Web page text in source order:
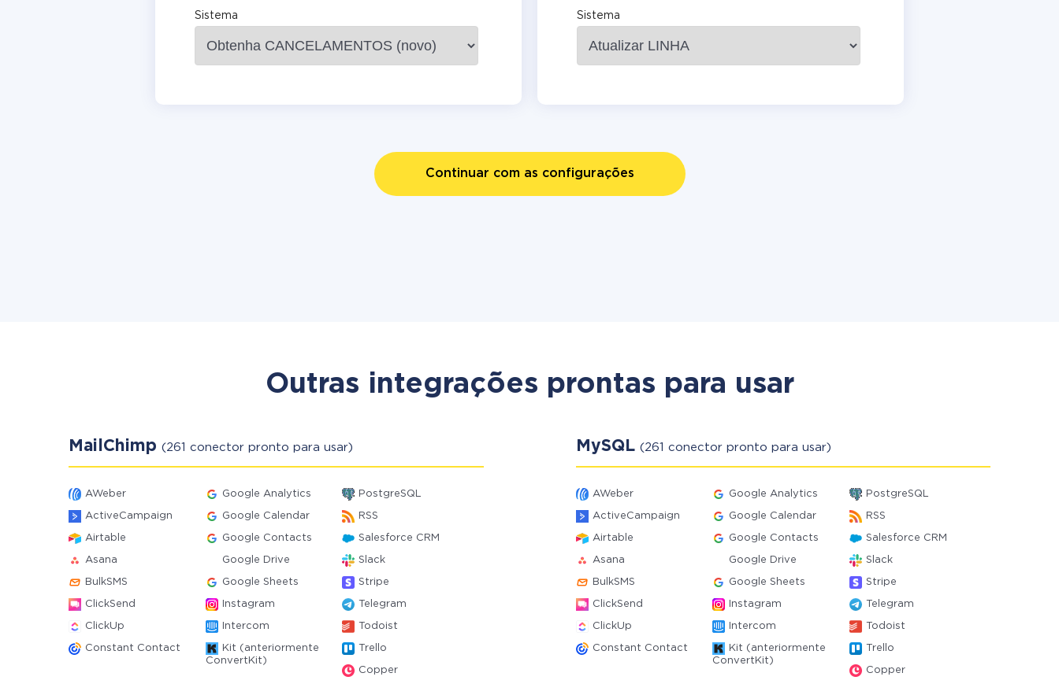
Sistema Sistema
Continuar com as configurações
Outras integrações prontas para usar
MailChimp (261 conector pronto para usar)
AWeber Google Analytics PostgreSQL
ActiveCampaign Google Calendar RSS
Airtable Google Contacts Salesforce CRM
Asana Google Drive Slack
BulkSMS Google Sheets Stripe
ClickSend Instagram Telegram
ClickUp Intercom Todoist
Constant Contact
Kit (anteriormente
ConvertKit)
Trello
Copper
MySQL (261 conector pronto para usar)
AWeber Google Analytics PostgreSQL
ActiveCampaign Google Calendar RSS
Airtable Google Contacts Salesforce CRM
Asana Google Drive Slack
BulkSMS Google Sheets Stripe
ClickSend Instagram Telegram
ClickUp Intercom Todoist
Constant Contact
Kit (anteriormente
ConvertKit)
Trello
Copper